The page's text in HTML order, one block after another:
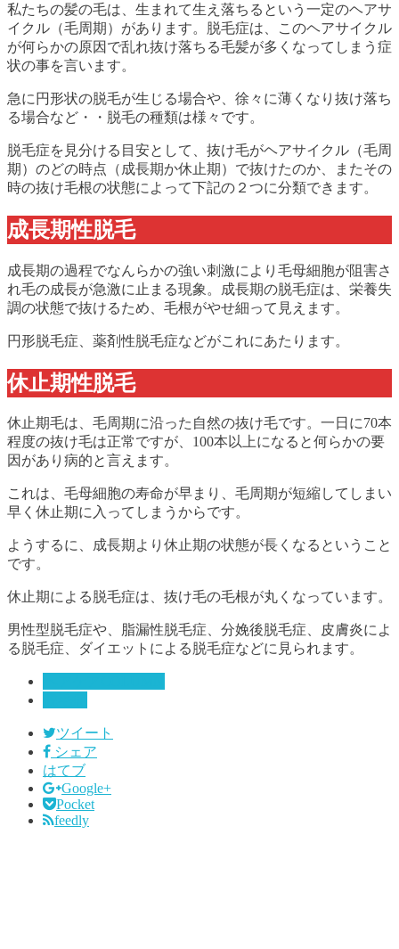
私たちの髪の毛は、生まれて生え落ちるという一定のヘアサ
イクル（毛周期）があります。脱毛症は、このヘアサイクル
が何らかの原因で乱れ抜け落ちる毛髪が多くなってしまう症
状の事を言います。
急に円形状の脱毛が生じる場合や、徐々に薄くなり抜け落ち
る場合など・・脱毛の種類は様々です。
脱毛症を見分ける目安として、抜け毛がヘアサイクル（毛周
期）のどの時点（成長期か休止期）で抜けたのか、またその
時の抜け毛根の状態によって下記の２つに分類できます。
成長期性脱毛
成長期の過程でなんらかの強い刺激により毛母細胞が阻害さ
れ毛の成長が急激に止まる現象。成長期の脱毛症は、栄養失
調の状態で抜けるため、毛根がやせ細って見えます。
円形脱毛症、薬剤性脱毛症などがこれにあたります。
休止期性脱毛
休止期毛は、毛周期に沿った自然の抜け毛です。一日に70本
程度の抜け毛は正常ですが、100本以上になると何らかの要
因があり病的と言えます。
これは、毛母細胞の寿命が早まり、毛周期が短縮してしまい
早く休止期に入ってしまうからです。
ようするに、成長期より休止期の状態が長くなるということ
です。
休止期による脱毛症は、抜け毛の毛根が丸くなっています。
男性型脱毛症や、脂漏性脱毛症、分娩後脱毛症、皮膚炎によ
る脱毛症、ダイエットによる脱毛症などに見られます。
ツイート
シェア
はてブ
Google+
Pocket
feedly